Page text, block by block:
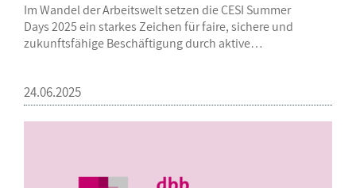
Im Wandel der Arbeitswelt setzen die CESI Summer
Days 2025 ein starkes Zeichen für faire, sichere und
zukunftsfähige Beschäftigung durch aktive…
24.06.2025